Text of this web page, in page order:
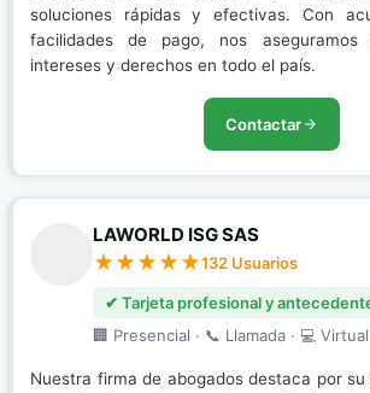
soluciones rápidas y efectivas. Con
facilidades de pago, nos
intereses y derechos en todo el país.
Contactar
LAWORLD ISG SAS
132 Usuarios
✔ Tarjeta profesional y
🏢 Presencial · 📞 Llamada · 💻 Virtual
Nuestra firma de abogados destaca por